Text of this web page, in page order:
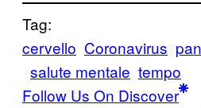
Tag:
cervello Coronavirus
salute mentale tempo
Follow Us On Discover